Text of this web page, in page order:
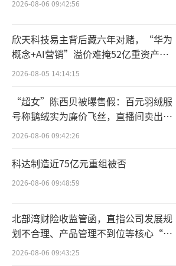
角及周边地区提供安全优质的
品，成为华润怡宝“十四五
擎。据了解，该基地目前已经陆
而华润怡宝武夷山水产业
市武夷新区水产业园（食品产
约5亿元，规划建设饮用水生
用水瓶坯生产线1条，投产后饮
随着宜兴、温州和武夷山
投产，共同为华润饮料构建了
堡。
瓶装水酣战持续，加码华
2026-08-06 09:42:56
欣天科技易主背后藏六年对赌，“华为
概念+AI营销”溢价难掩52亿重资产考
验
2026-08-05 14:14:15
“超女”陈西贝被曝售假：百元羽绒服
号称鹅绒实为廉价飞丝，直播间卖出超
百万元
2026-08-06 09:42:26
科达制造近75亿元重组被否
2026-08-06 09:48:59
北部湾财险收监管函，直指公司发展规
划不合理、产品管理不到位等核心“痛
点”
2026-08-06 09:43:25